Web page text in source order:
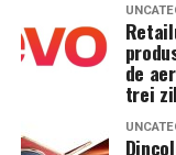
german), a
momentul
arii de
susținut un
de
trei